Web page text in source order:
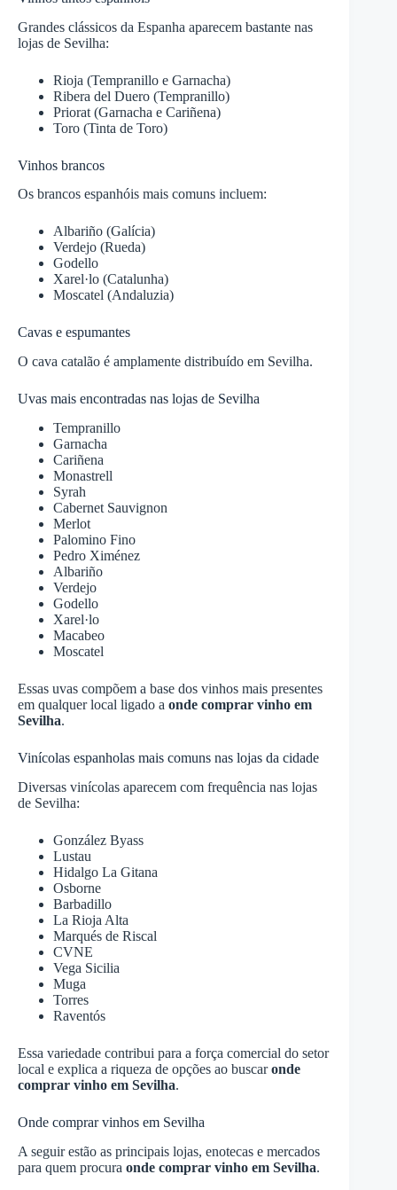
Grandes clássicos da Espanha aparecem bastante nas
lojas de Sevilha:
Rioja (Tempranillo e Garnacha)
Ribera del Duero (Tempranillo)
Priorat (Garnacha e Cariñena)
Toro (Tinta de Toro)
Vinhos brancos
Os brancos espanhóis mais comuns incluem:
Albariño (Galícia)
Verdejo (Rueda)
Godello
Xarel·lo (Catalunha)
Moscatel (Andaluzia)
Cavas e espumantes
O cava catalão é amplamente distribuído em Sevilha.
Uvas mais encontradas nas lojas de Sevilha
Tempranillo
Garnacha
Cariñena
Monastrell
Syrah
Cabernet Sauvignon
Merlot
Palomino Fino
Pedro Ximénez
Albariño
Verdejo
Godello
Xarel·lo
Macabeo
Moscatel
Essas uvas compõem a base dos vinhos mais presentes
em qualquer local ligado a onde comprar vinho em
Sevilha.
Vinícolas espanholas mais comuns nas lojas da cidade
Diversas vinícolas aparecem com frequência nas lojas
de Sevilha:
González Byass
Lustau
Hidalgo La Gitana
Osborne
Barbadillo
La Rioja Alta
Marqués de Riscal
CVNE
Vega Sicilia
Muga
Torres
Raventós
Essa variedade contribui para a força comercial do setor
local e explica a riqueza de opções ao buscaronde
comprar vinho em Sevilha.
Onde comprar vinhos em Sevilha
A seguir estão as principais lojas, enotecas e mercados
para quem procura onde comprar vinho em Sevilha.